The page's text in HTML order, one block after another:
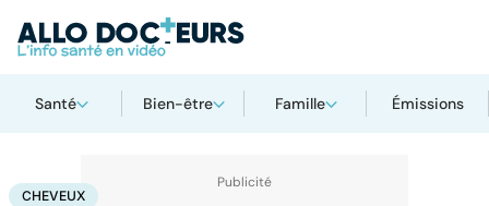
Santé Bien-être Famille Émissions
AccueilSanté
CHEVEUX